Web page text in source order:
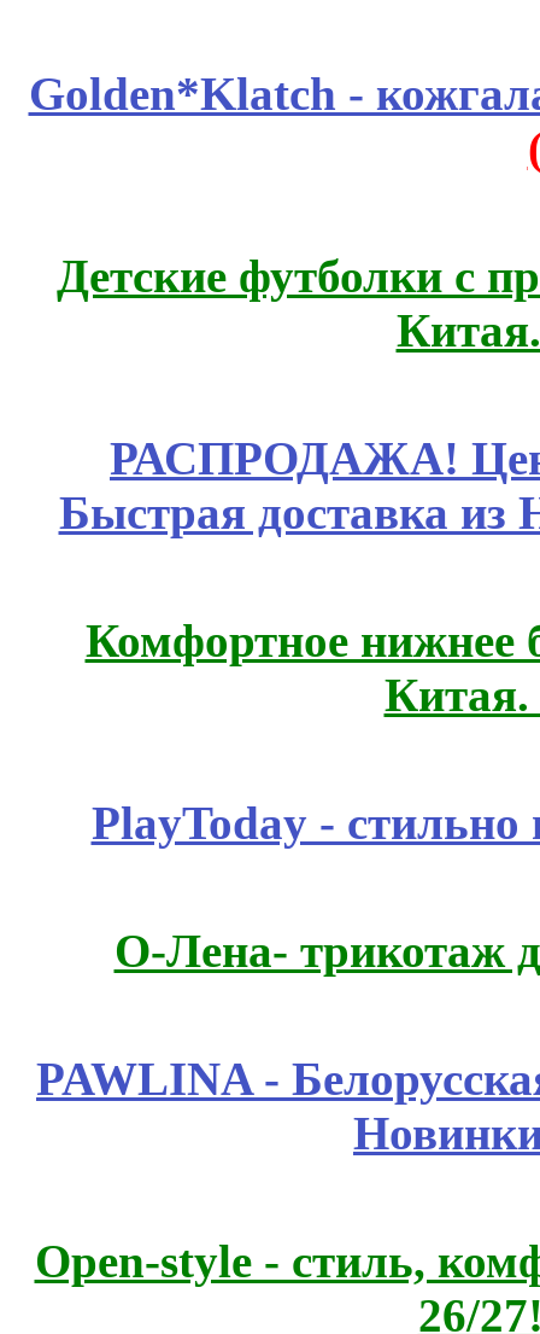
Golden*Klatch -
Детские футболки с
РАСПРОДАЖА!
Быстрая доставка из
Комфортное нижнее
PlayToday -
О-Лена- трикотаж
PAWLINA -
Open-style - стиль,
26/